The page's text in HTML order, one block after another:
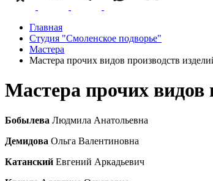
Главная
Студия "Смоленское подворье"
Мастера
Мастера прочих видов производств
Мастера прочих
Бобылева Людмила Анатольевна
Демидова Ольга Валентиновна
Катанский Евгений Аркадьевич